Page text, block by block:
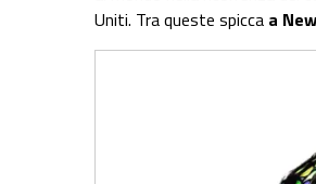
Uniti. Tra queste spicca a